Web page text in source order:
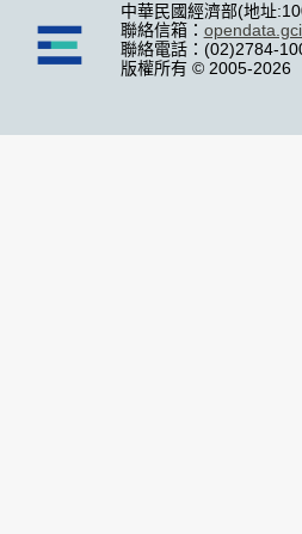
中華民國經濟部(地址
聯絡信箱：
聯絡電話：(02)2784-
版權所有 © 2005-2026